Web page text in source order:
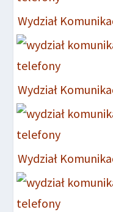
Wydział
Wydział
Wydział